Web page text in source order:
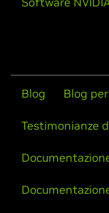
Blog Blog
Testimonianze